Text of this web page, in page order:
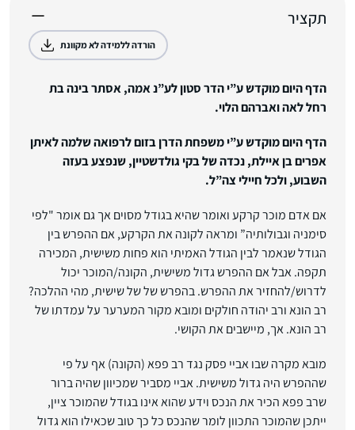
תקציר
הורדה ללמידה לא מקוונת
הדף היום מוקדש ע”י הדר סטון לע”נ אמה, אסתר בינה בת
רחל לאה ואברהם הלוי.
הדף היום מוקדש ע”י משפחת הדרן בזום לרפואה שלמה לאיתן
אפרים בן איילת, נכדה של בקי גולדשטיין, שנפצע בעזה
השבוע, ולכל חיילי צה”ל.
אם אדם מוכר קרקע ואומר שהיא בגודל מסוים אך גם אומר "לפי
סימניה וגבולותיה” ומראה לקונה את הקרקע, אם ההפרש בין
הגודל שנאמר לבין הגודל האמיתי הוא פחות משישית, המכירה
תקפה. אבל אם ההפרש גדול משישית, הקונה/המוכר יכול
לדרוש/להחזיר את ההפרש. בהפרש של של שישית, מהי ההלכה?
רב הונא ורב יהודה חולקים ומובא מקור המערער על עמדתו של
רב הונא. אך, מיישבים את הקושי.
מובא מקרה שבו אביי פסק נגד רב פפא (הקונה) אף על פי
שההפרש היה גדול משישית. אביי מסביר שמכיוון שהיה ברור
שרב פפא הכיר את הנכס וידע שהוא אינו בגודל שהמוכר ציין,
ייתכן שהמוכר התכוון לומר שהנכס כל כך טוב שכאילו הוא גדול